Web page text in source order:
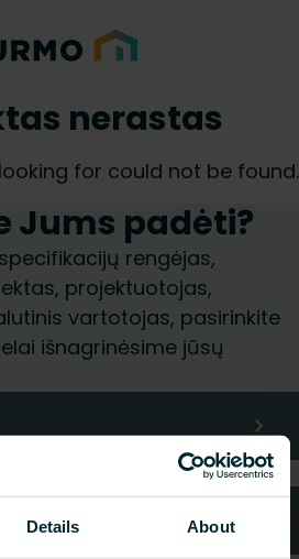
Details About
nerastas
for could not be found.
Jums padėti?
rengėjas,
projektuotojas,
vartotojas, pasirinkite
išnagrinėsime jūsų